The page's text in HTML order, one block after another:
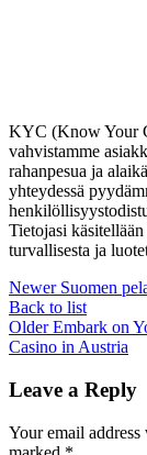
KYC (Know Your
vahvistamme
rahanpesua ja
yhteydessä
Tietojasi
turvallisesta ja
Newer Suomen
Back to list
Older Embark on
Casino in Austria
Leave a Reply
Your email